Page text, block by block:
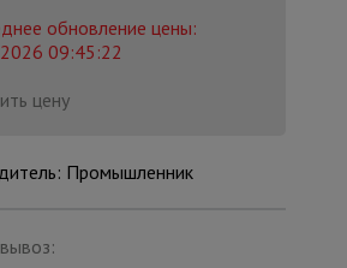
обновление цены:
09:45:22
цену
Промышленник